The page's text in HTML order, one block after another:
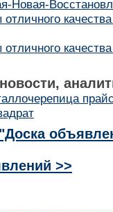
Новая-
>>